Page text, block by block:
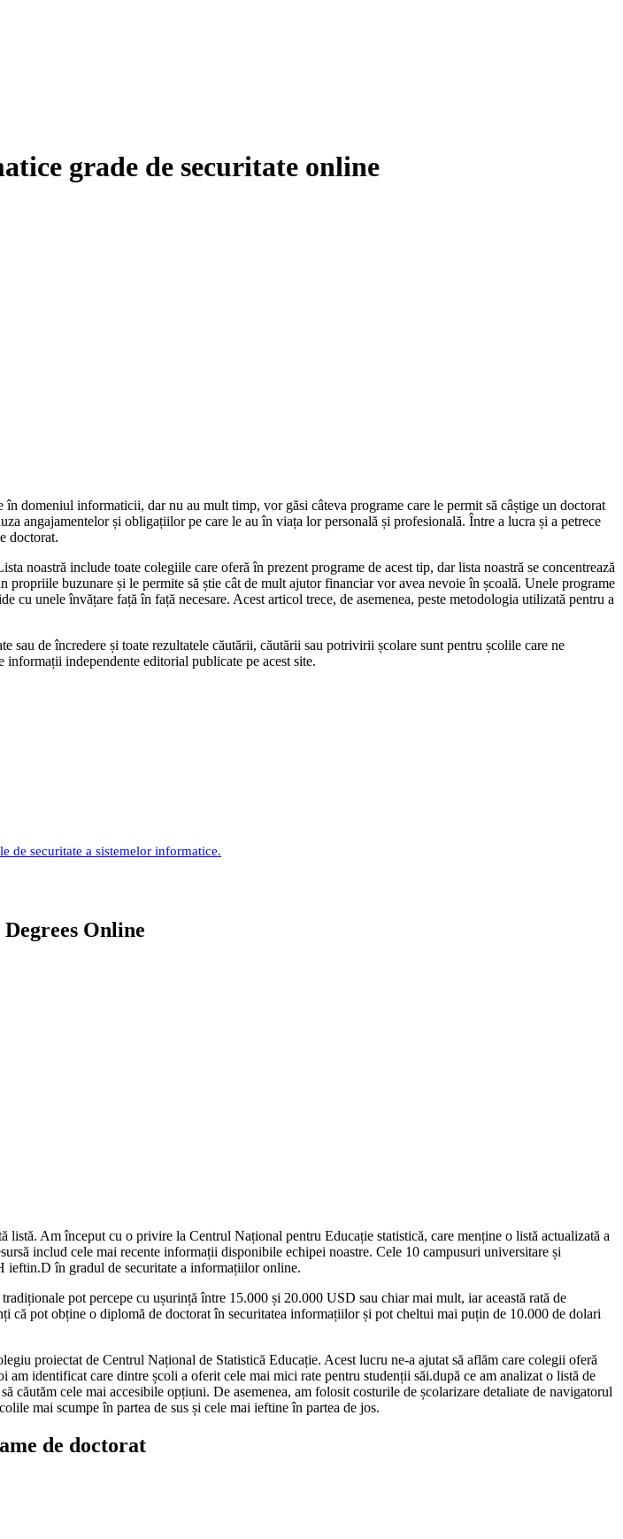
grade de securitate online
domeniul informaticii, dar nu au mult timp, vor găsi câteva programe care le permit să câștige un doctorat
angajamentelor și obligațiilor pe care le au în viața lor personală și profesională. Între a lucra și a petrece
doctorat.
noastră include toate colegiile care oferă în prezent programe de acest tip, dar lista noastră se concentrează
buzunare și le permite să știe cât de mult ajutor financiar vor avea nevoie în școală. Unele programe
unele învățare față în față necesare. Acest articol trece, de asemenea, peste metodologia utilizată pentru a
sau de încredere și toate rezultatele căutării, căutării sau potrivirii școlare sunt pentru școlile care ne
informații independente editorial publicate pe acest site.
de securitate a sistemelor informatice.
Online
Am început cu o privire la Centrul Național pentru Educație statistică, care menține o listă actualizată a
includ cele mai recente informații disponibile echipei noastre. Cele 10 campusuri universitare și
ieftin.D în gradul de securitate a informațiilor online.
pot percepe cu ușurință între 15.000 și 20.000 USD sau chiar mai mult, iar această rată de
că pot obține o diplomă de doctorat în securitatea informațiilor și pot cheltui mai puțin de 10.000 de dolari
proiectat de Centrul Național de Statistică Educație. Acest lucru ne-a ajutat să aflăm care colegii oferă
identificat care dintre școli a oferit cele mai mici rate pentru studenții săi.după ce am analizat o listă de
căutăm cele mai accesibile opțiuni. De asemenea, am folosit costurile de școlarizare detaliate de navigatorul
mai scumpe în partea de sus și cele mai ieftine în partea de jos.
de doctorat